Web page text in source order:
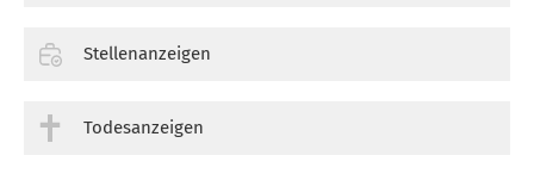
Stellenanzeigen
Todesanzeigen